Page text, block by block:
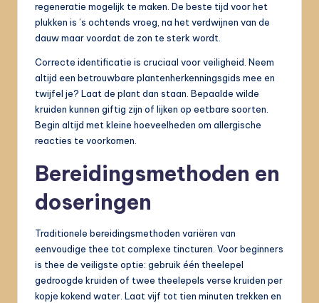
regeneratie mogelijk te maken. De beste tijd voor het
plukken is ’s ochtends vroeg, na het verdwijnen van de
dauw maar voordat de zon te sterk wordt.
Correcte identificatie is cruciaal voor veiligheid. Neem
altijd een betrouwbare plantenherkenningsgids mee en
twijfel je? Laat de plant dan staan. Bepaalde wilde
kruiden kunnen giftig zijn of lijken op eetbare soorten.
Begin altijd met kleine hoeveelheden om allergische
reacties te voorkomen.
Bereidingsmethoden en
doseringen
Traditionele bereidingsmethoden variëren van
eenvoudige thee tot complexe tincturen. Voor beginners
is thee de veiligste optie: gebruik één theelepel
gedroogde kruiden of twee theelepels verse kruiden per
kopje kokend water. Laat vijf tot tien minuten trekken en